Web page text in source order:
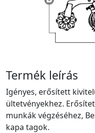
Termék leírás
Igényes, erősített
ültetvényekhez.
munkák végzéséhez,
kapa tagok.